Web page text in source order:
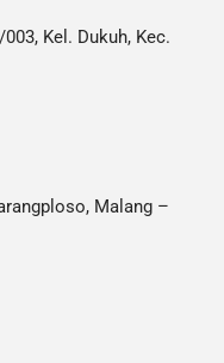
Kel. Dukuh, Kec.
Malang –